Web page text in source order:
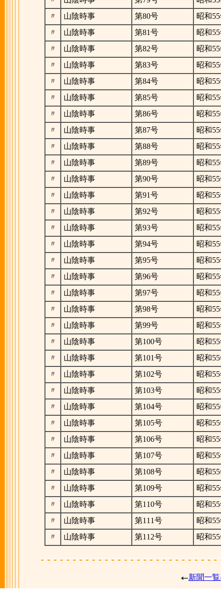
〃
山陰時事 第80号
昭和
〃
山陰時事 第81号
昭和
〃
山陰時事 第82号
昭和
〃
山陰時事 第83号
昭和
〃
山陰時事 第84号
昭和
〃
山陰時事 第85号
昭和
〃
山陰時事 第86号
昭和
〃
山陰時事 第87号
昭和
〃
山陰時事 第88号
昭和
〃
山陰時事 第89号
昭和
〃
山陰時事 第90号
昭和
〃
山陰時事 第91号
昭和
〃
山陰時事 第92号
昭和
〃
山陰時事 第93号
昭和
〃
山陰時事 第94号
昭和
〃
山陰時事 第95号
昭和
〃
山陰時事 第96号
昭和
〃
山陰時事 第97号
昭和
〃
山陰時事 第98号
昭和
〃
山陰時事 第99号
昭和
〃
山陰時事 第100号
昭和
〃
山陰時事 第101号
昭和
〃
山陰時事 第102号
昭和
〃
山陰時事 第103号
昭和
〃
山陰時事 第104号
昭和
〃
山陰時事 第105号
昭和
〃
山陰時事 第106号
昭和
〃
山陰時事 第107号
昭和
〃
山陰時事 第108号
昭和
〃
山陰時事 第109号
昭和
〃
山陰時事 第110号
昭和
〃
山陰時事 第111号
昭和
〃
山陰時事 第112号 昭和
新聞一